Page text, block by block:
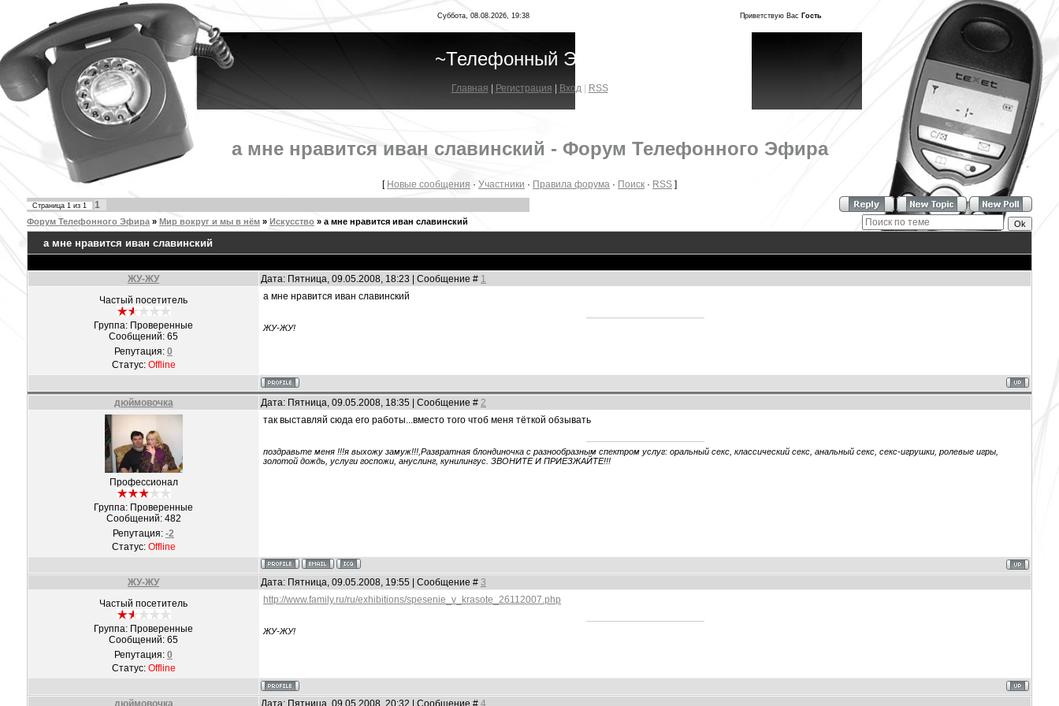
Суббота, 08.08.2026, 19:38 Приветствую Вас Гость
~Телефонный Эфир~
Главная Регистрация Вход| RSS
а мне нравится иван славинский - Форум Телефонного Эфира
[ Новые сообщения · Участники · Правила форума · Поиск · RSS ]
Страница 1 из 1 1
Форум Телефонного Эфира » Мир вокруг и мы в нём » Искусство » а мне нравится иван славинский
а мне нравится иван славинский
ЖУ-ЖУ Дата: Пятница, 09.05.2008, 18:23 | Сообщение # 1
Частый посетитель
Группа: Проверенные
Сообщений: 65
Репутация: 0
Статус: Offline
а мне нравится иван славинский
ЖУ-ЖУ!
дюймовочка Дата: Пятница, 09.05.2008, 18:35 | Сообщение # 2
Профессионал
Группа: Проверенные
Сообщений: 482
Репутация: -2
Статус: Offline
так выставляй сюда его работы...вместо того чтоб меня тёткой обзывать
поздравьте меня !!!я выхожу замуж!!!,Развратная блондиночка с разнообразным спектром услуг: оральный секс, классический секс, анальный секс, секс-игрушки, ролевые игры,
золотой дождь, услуги госпожи, ануслинг, кунилингус. ЗВОНИТЕ И ПРИЕЗЖАЙТЕ!!!
ЖУ-ЖУ Дата: Пятница, 09.05.2008, 19:55 | Сообщение # 3
Частый посетитель
Группа: Проверенные
Сообщений: 65
Репутация: 0
Статус: Offline
http://www.family.ru/ru/exhibitions/spesenie_v_krasote_26112007.php
ЖУ-ЖУ!
дюймовочка Дата: Пятница, 09.05.2008, 20:32 | Сообщение # 4